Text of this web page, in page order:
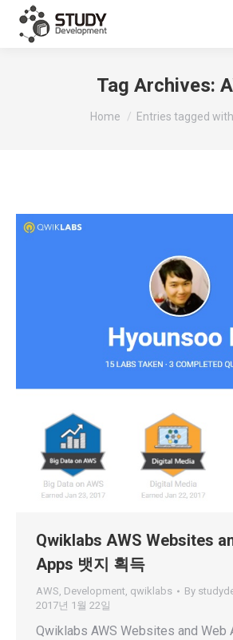
Tag Archives:
You are here:
Home Entries tagged
Qwiklabs AWS Websites
Apps 뱃지 획득
AWS, Development, qwiklabs By
2017년 1월 22일
Qwiklabs AWS Websites and Web